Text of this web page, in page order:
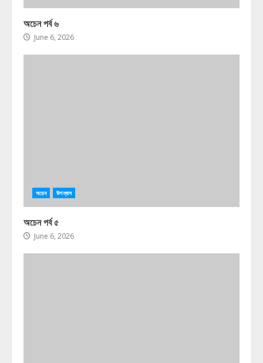
অচেন পর্ব ৬
June 6, 2026
অচেন উপন্যাস
অচেন পর্ব ৫
June 6, 2026